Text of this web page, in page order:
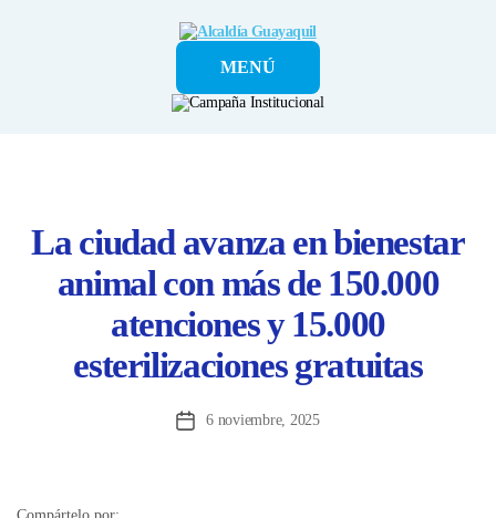
Alcaldía
GuayaquilMENÚ
La ciudad avanza en bienestar
animal con más de 150.000
atenciones y 15.000
esterilizaciones gratuitas
Fecha6 noviembre, 2025